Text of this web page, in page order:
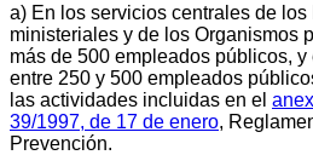
a) En los servicios centrales de los
ministeriales y de los Organismos
más de 500 empleados públicos,
entre 250 y 500 empleados
las actividades incluidas en el
39/1997, de 17 de enero,
Prevención.